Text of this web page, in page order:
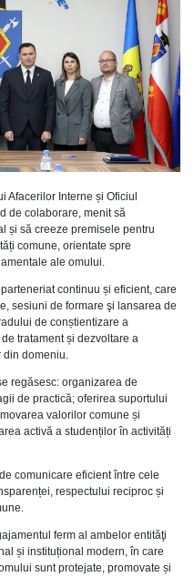
Afacerilor Interne și Oficiul
de colaborare, menit să
și să creeze premisele pentru
comune, orientate spre
ale omului.
continuu și eficient, care
sesiuni de formare şi lansarea de
de conștientizare a
tratament și dezvoltare a
din domeniu.
regăsesc: organizarea de
de practică; oferirea suportului
valorilor comune și
activă a studenților în activități
comunicare eficient între cele
respectului reciproc și
ferm al ambelor entităţi
și instituțional modern, în care
sunt protejate, promovate și